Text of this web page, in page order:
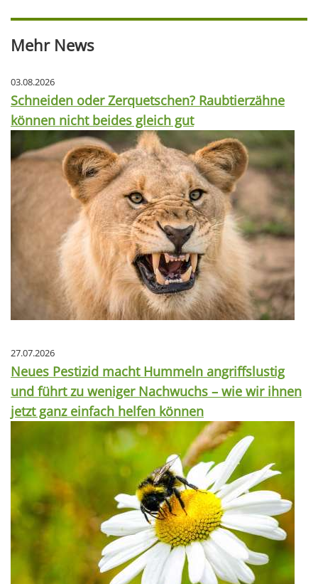
Mehr News
03.08.2026
Schneiden oder Zerquetschen? Raubtierzähne
können nicht beides gleich gut
27.07.2026
Neues Pestizid macht Hummeln angriffslustig
und führt zu weniger Nachwuchs – wie wir ihnen
jetzt ganz einfach helfen können